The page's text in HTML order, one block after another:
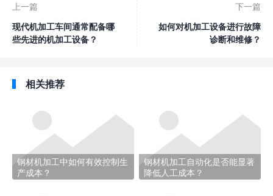
上一篇
现代机加工车间通常配备哪
些先进的机加工设备？
下一篇
如何对机加工设备进行故障
诊断和维修？
相关推荐
钢材机加工中如何有效控制生
产成本？
钢材机加工自动化是否能显著
降低人工成本？